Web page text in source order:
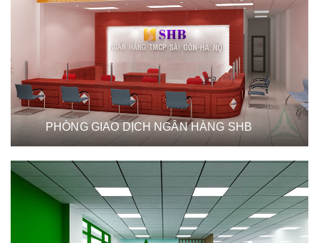
PHÒNG GIAO DỊCH NGÂN HÀNG SHB